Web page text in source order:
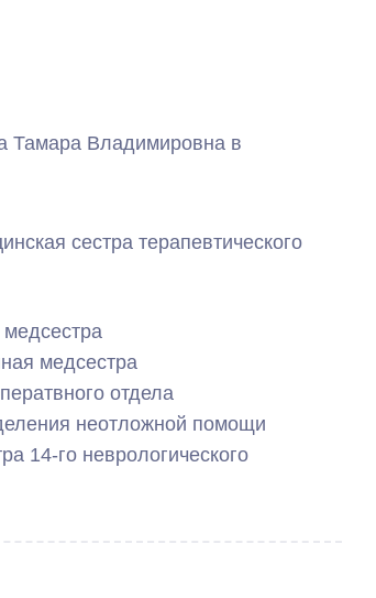
Тамара Владимировна в
сестра терапевтического
медсестра
отдела
неотложной помощи
14-го неврологического